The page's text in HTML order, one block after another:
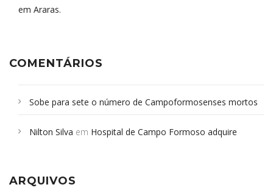
em Araras.
COMENTÁRIOS
Sobe para sete o número de Campoformosenses mortos
Campoformosenses que morreram em desabamentos são
Nilton Silva em Hospital de Campo Formoso adquire
ARQUIVOS